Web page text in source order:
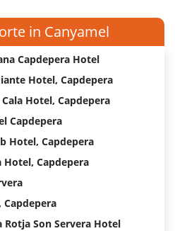
in Canyamel
Capdepera Hotel
Hotel, Capdepera
Hotel, Capdepera
Capdepera
Hotel, Capdepera
Hotel, Capdepera
Son Servera Hotel